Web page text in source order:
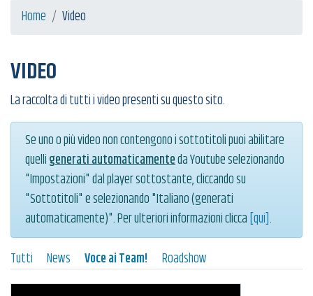
Home Video
VIDEO
La raccolta di tutti i video presenti su questo sito.
Se uno o più video non contengono i sottotitoli puoi abilitare
quelligenerati automaticamenteda Youtube selezionando
"Impostazioni" dal player sottostante, cliccando su
"Sottotitoli" e selezionando "Italiano (generati
automaticamente)". Per ulteriori informazioni clicca [qui].
Tutti News Voce ai Team! Roadshow